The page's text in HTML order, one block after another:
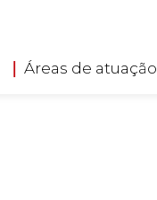
Áreas de atuação